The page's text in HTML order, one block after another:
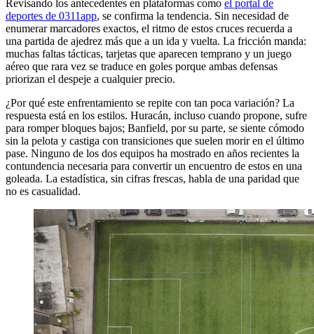
Revisando los antecedentes en plataformas como el portal de
deportes de 0311app, se confirma la tendencia. Sin necesidad de
enumerar marcadores exactos, el ritmo de estos cruces recuerda a
una partida de ajedrez más que a un ida y vuelta. La fricción manda:
muchas faltas tácticas, tarjetas que aparecen temprano y un juego
aéreo que rara vez se traduce en goles porque ambas defensas
priorizan el despeje a cualquier precio.
¿Por qué este enfrentamiento se repite con tan poca variación? La
respuesta está en los estilos. Huracán, incluso cuando propone, sufre
para romper bloques bajos; Banfield, por su parte, se siente cómodo
sin la pelota y castiga con transiciones que suelen morir en el último
pase. Ninguno de los dos equipos ha mostrado en años recientes la
contundencia necesaria para convertir un encuentro de estos en una
goleada. La estadística, sin cifras frescas, habla de una paridad que
no es casualidad.